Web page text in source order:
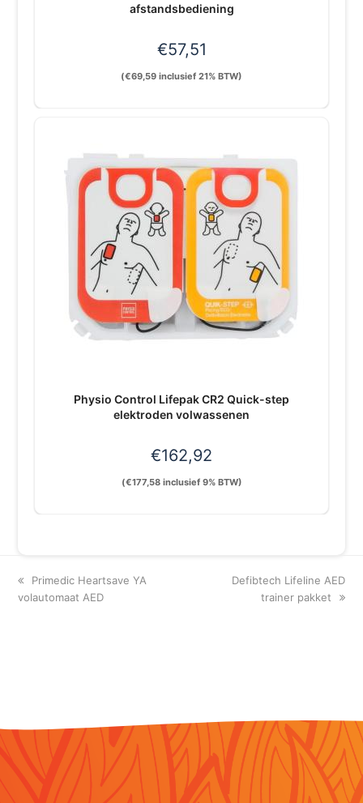
afstandsbediening
€57,51
(€69,59 inclusief 21% BTW)
Physio Control Lifepak CR2 Quick-step
elektroden volwassenen
€162,92
(€177,58inclusief 9% BTW)
previous
post:
Primedic Heartsave YA
volautomaat AED
next
Defibtech Lifeline AED
trainer pakket